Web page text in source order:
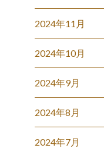
2024年11月
2024年10月
2024年9月
2024年8月
2024年7月